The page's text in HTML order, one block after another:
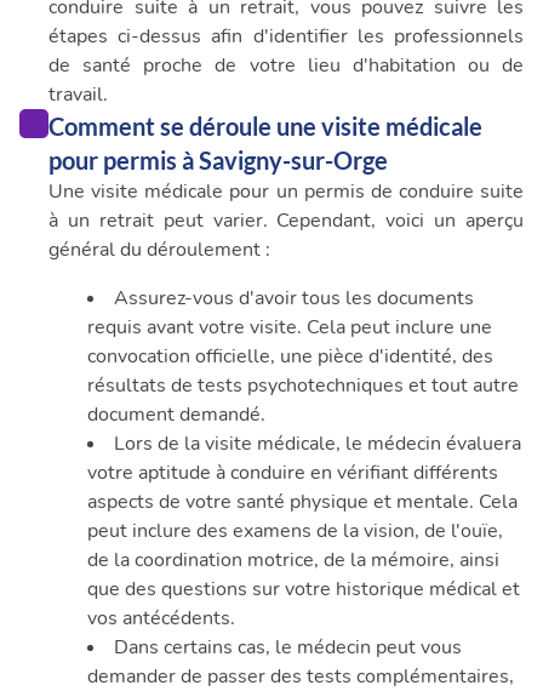
conduire suite à un retrait, vous pouvez suivre les
étapes ci-dessus afin d'identifier les professionnels
de santé proche de votre lieu d'habitation ou de
travail.
Comment se déroule une visite médicale
pour permis à Savigny-sur-Orge
Une visite médicale pour un permis de conduire suite
à un retrait peut varier. Cependant, voici un aperçu
général du déroulement :
Assurez-vous d'avoir tous les documents
requis avant votre visite. Cela peut inclure une
convocation officielle, une pièce d'identité, des
résultats de tests psychotechniques et tout autre
document demandé.
Lors de la visite médicale, le médecin évaluera
votre aptitude à conduire en vérifiant différents
aspects de votre santé physique et mentale. Cela
peut inclure des examens de la vision, de l'ouïe,
de la coordination motrice, de la mémoire, ainsi
que des questions sur votre historique médical et
vos antécédents.
Dans certains cas, le médecin peut vous
demander de passer des tests complémentaires,